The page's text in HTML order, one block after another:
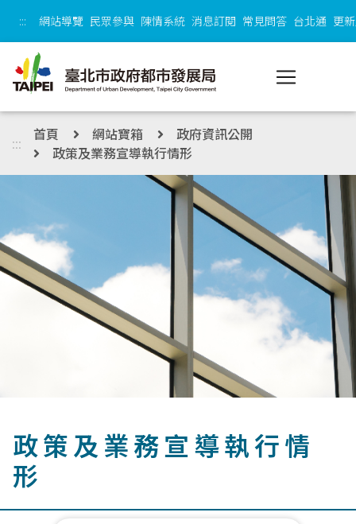
::: 網站導覽 民眾參與 陳情系統 消息訂閱 常見問答 台北通 更
::: 首頁 網站寶箱
政府資訊公開
政策及業務宣導執行情形
政策及業務宣導執行情
形